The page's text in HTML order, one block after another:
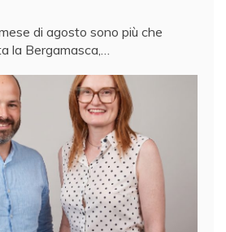
di agosto sono più che
la Bergamasca,…